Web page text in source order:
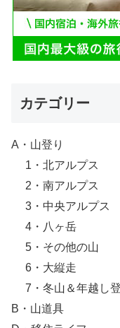
カテゴリー
A・山登り
1・北アルプス
2・南アルプス
3・中央アルプス
4・八ヶ岳
5・その他の山
6・大縦走
7・冬山＆年越し
B・山道具